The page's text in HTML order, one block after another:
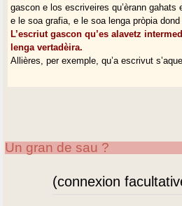
gascon e los escriveires qu’èrann gahats
e le soa grafia, e le soa lenga pròpia
L’escriut gascon qu’es alavetz
lenga vertadèira.
Allières, per exemple, qu’a escrivut
Un gran de sau ?
(connexion